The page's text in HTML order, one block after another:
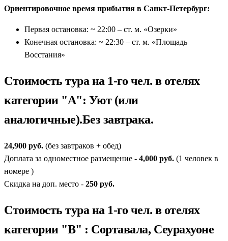
Ориентировочное время прибытия в Санкт-Петербург:
Первая остановка: ~ 22:00 – ст. м. «Озерки»
Конечная остановка: ~ 22:30 – ст. м. «Площадь
Восстания»
Стоимость тура на 1-го чел. в отелях
категории "А": Уют (или
аналогичные).Без завтрака.
24,900 руб. (без завтраков + обед)
Доплата за одноместное размещение - 4,000 руб. (1 человек в
номере )
Скидка на доп. место - 250 руб.
Стоимость тура на 1-го чел. в отелях
категории "В" : Сортавала, Сеурахуоне